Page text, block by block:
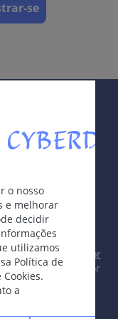
que atinge
de Paget.
do abdome,
grandes.
(doença de
se
o nosso
e melhorar
decidir
utilizamos
Política de
a
editorial
Editorial -
Editor
e Coordenação por